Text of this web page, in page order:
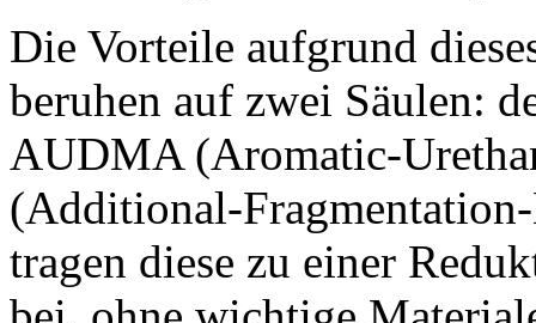
Die Vorteile aufgrund
beruhen auf zwei Säulen:
AUDMA (Aromatic-
(Additional-
tragen diese zu einer